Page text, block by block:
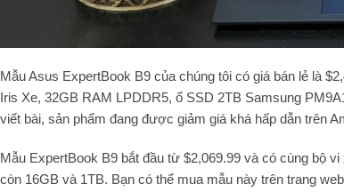
Mẫu Asus ExpertBook B9 của chúng tôi có giá bán lẻ là
Iris Xe, 32GB RAM LPDDR5, ổ SSD 2TB Samsung
viết bài, sản phẩm đang được giảm giá khá hấp dẫn trên
Mẫu ExpertBook B9 bắt đầu từ $2,069.99 và có cùng bộ
còn 16GB và 1TB. Bạn có thể mua mẫu này trên trang